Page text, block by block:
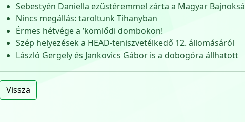
Sebestyén Daniella ezüstéremmel zárta a Magyar
Nincs megállás: taroltunk Tihanyban
Érmes hétvége a ’kömlődi dombokon!
Szép helyezések a HEAD-teniszvetélkedő 12. állomásáról
László Gergely és Jankovics Gábor is a dobogóra állhatott
Vissza